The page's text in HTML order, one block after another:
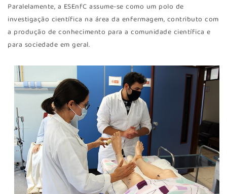
Paralelamente, a ESEnfC assume-se como um polo de
investigação científica na área da enfermagem, contributo com
a produção de conhecimento para a comunidade científica e
para sociedade em geral.